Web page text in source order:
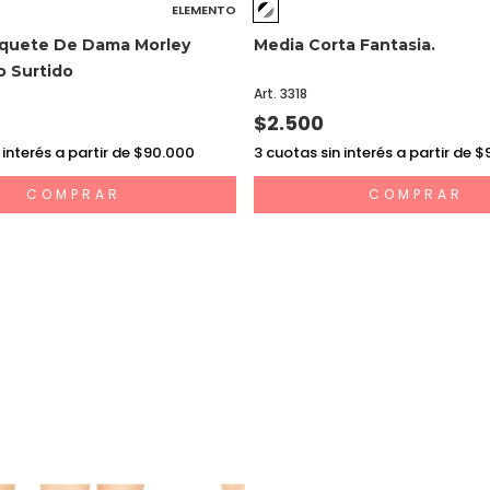
ELEMENTO
De Dama Morley
Surtido
a partir de $90.000
COMPRAR
Media Corta Fantasia.
Art. 3318
$2.500
3 cuotas sin interés a partir de
COMPRAR